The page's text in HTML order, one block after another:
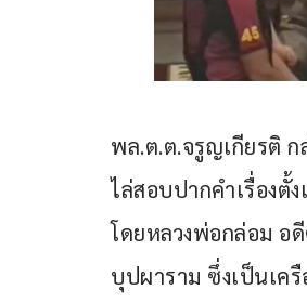
พล.ต.ต.จรูญเกียรติ ก
ไล่สอบปากคำเรื่องตั้
โดยหลวงพ่อกล่อม อ
บุปผาราม ซึ่งเป็นเค